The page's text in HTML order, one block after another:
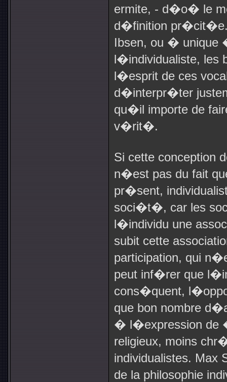
ermite, - d�o� le
d�finition
Ibsen, ou � unique
l�individualiste, les
l�esprit de ces
d�interpr�ter
qu�il importe de
v�rit�.
Si cette conception
n�est pas du fait
pr�sent,
soci�t�, car les
l�individu une
subit cette
participation, qui
peut inf�rer que
cons�quent,
que bon nombre
� l�expression de
religieux, moins
individualistes.
de la philosophie